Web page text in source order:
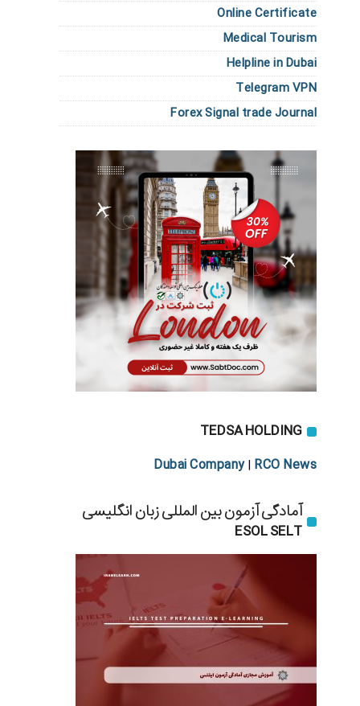
Online Certificate
Medical Tourism
Helpline in Dubai
Telegram VPN
Forex Signal trade Journal
TEDSA HOLDING
Dubai Company| RCO News
آمادگی آزمون بین المللی زبان انگلیسی
ESOL SELT